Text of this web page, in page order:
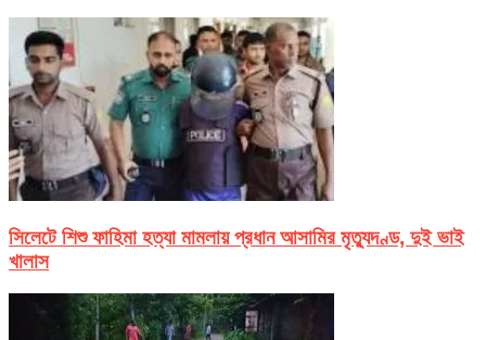
সিলেটে শিশু ফাহিমা হত্যা মামলায় প্রধান আসামির মৃত্যুদণ্ড, দুই ভাই
খালাস